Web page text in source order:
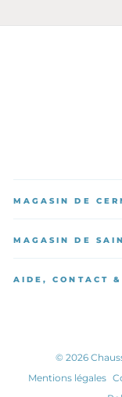
MAGASIN DE
MAGASIN DE
AIDE, CONTACT
© 2026
Mentions légales